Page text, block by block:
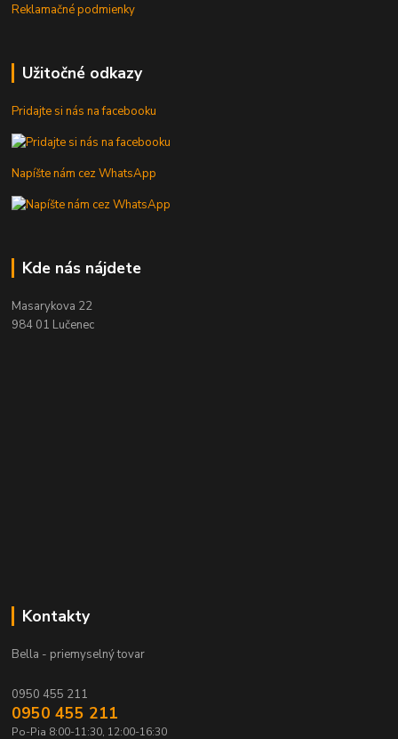
Reklamačné podmienky
Užitočné odkazy
Pridajte si nás na facebooku
Napíšte nám cez WhatsApp
Kde nás nájdete
Masarykova 22
984 01 Lučenec
Kontakty
Bella - priemyselný tovar
0950 455 211
0950 455 211
Po-Pia 8:00-11:30, 12:00-16:30